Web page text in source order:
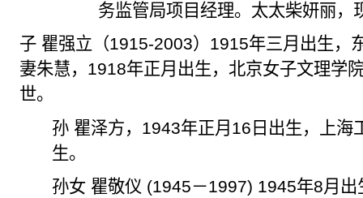
务监管局项目经理。太太柴妍丽，
子 瞿强立（1915-2003） 1915年三月出生，
妻朱慧， 1918年正月出生，北京女子文理学
世。
孙 瞿泽方， 1943年正月 16 日出生，上海
生。
孙女 瞿敬仪 (1945－1997) 1945年8月出